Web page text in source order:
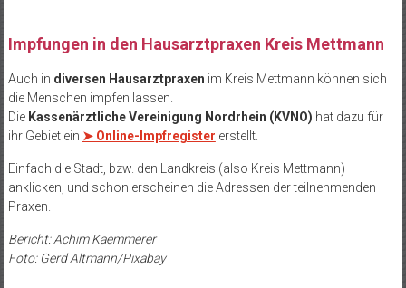
Impfungen in den Hausarztpraxen Kreis Mettmann
Auch in diversen Hausarztpraxen im Kreis Mettmann können sich
die Menschen impfen lassen.
DieKassenärztliche Vereinigung Nordrhein (KVNO) hat dazu für
ihr Gebiet ein ➤ Online-Impfregister erstellt.
Einfach die Stadt, bzw. den Landkreis (also Kreis Mettmann)
anklicken, und schon erscheinen die Adressen der teilnehmenden
Praxen.
Bericht: Achim Kaemmerer
Foto: Gerd Altmann/Pixabay